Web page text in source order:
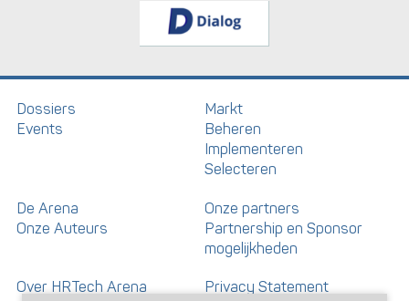
Dossiers
Events
Markt
Beheren
Implementeren
Selecteren
De Arena
Onze Auteurs
Onze partners
Partnership en Sponsor
mogelijkheden
Over HRTech Arena
Privacy Statement